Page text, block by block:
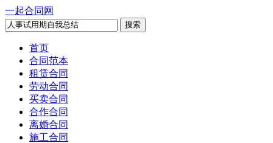
一起合同网
搜索
首页
合同范本
租赁合同
劳动合同
买卖合同
合作合同
离婚合同
施工合同